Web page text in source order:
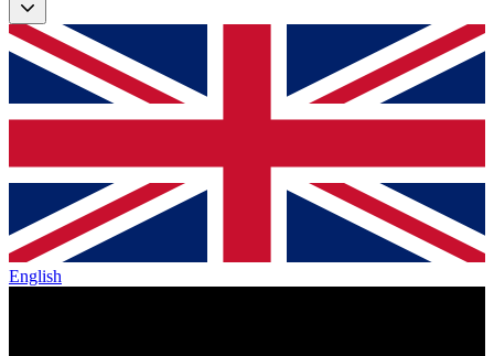
English